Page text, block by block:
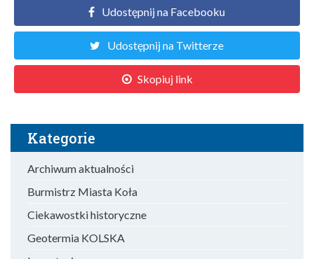
Udostępnij na Facebooku
Udostępnij na Twitterze
Skopiuj link
Kategorie
Archiwum aktualności
Burmistrz Miasta Koła
Ciekawostki historyczne
Geotermia KOLSKA